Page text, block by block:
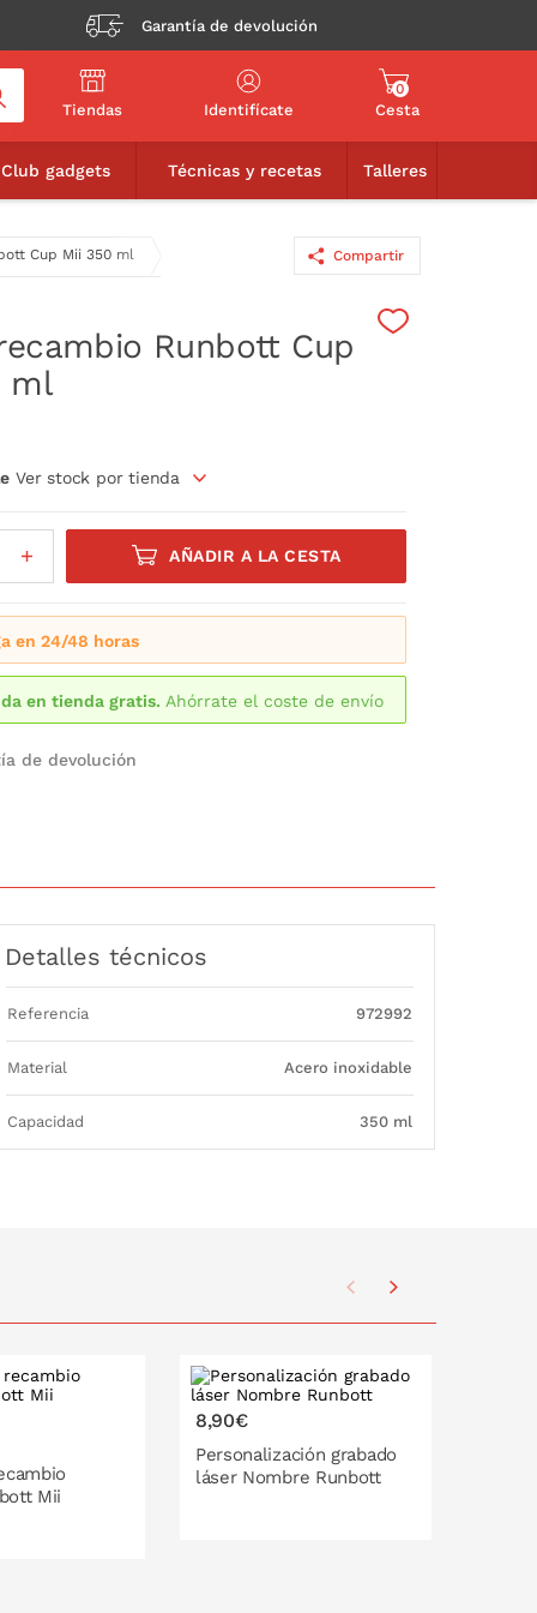
Garantía de devolución
Tiendas Identifícate
0
Cesta
Club gadgets Técnicas y recetas Talleres
Cup Mii 350 ml
Runbott Cup
ml
Ver stock por tienda
AÑADIR A LA CESTA
en 24/48 horas
en tienda gratis. Ahórrate el coste de envío
de devolución
Compartir
Detalles técnicos
Referencia 972992
Material Acero inoxidable
Capacidad 350 ml
Mii
8,90€
Personalización grabado
láser Nombre Runbott